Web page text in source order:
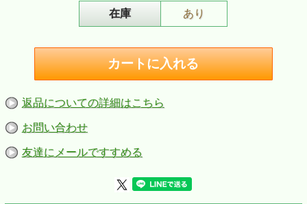
在庫 あり
返品についての詳細はこちら
お問い合わせ
友達にメールですすめる